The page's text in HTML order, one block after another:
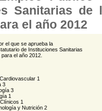
Sanitarias de
el año 2012
el que se aprueba la
de Instituciones Sanitarias
el año 2012.
1
3
3
1
1
y Nutrición 2